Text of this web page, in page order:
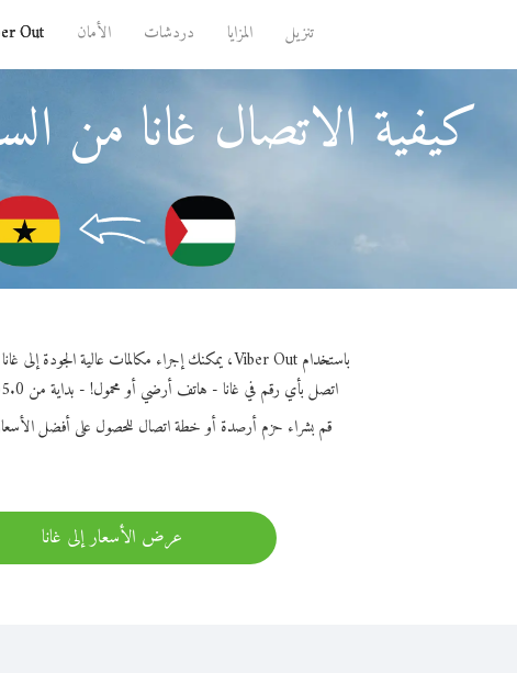
تنزيل المزايا دردشات الأمان Out
كيفية الاتصال غانا من
باستخدام Viber Out، يمكنك إجراء مكالمات عالية الجودة إلى غانا من السلطة الفلسطينية.
اتصل بأي رقم في غانا - هاتف أرضي أو محمول! - بداية من 35.0 ¢ فقط لكل دقيقة.
قم بشراء حزم أرصدة أو خطة اتصال للحصول على أفضل الأسعار
عرض الأسعار إلى غانا